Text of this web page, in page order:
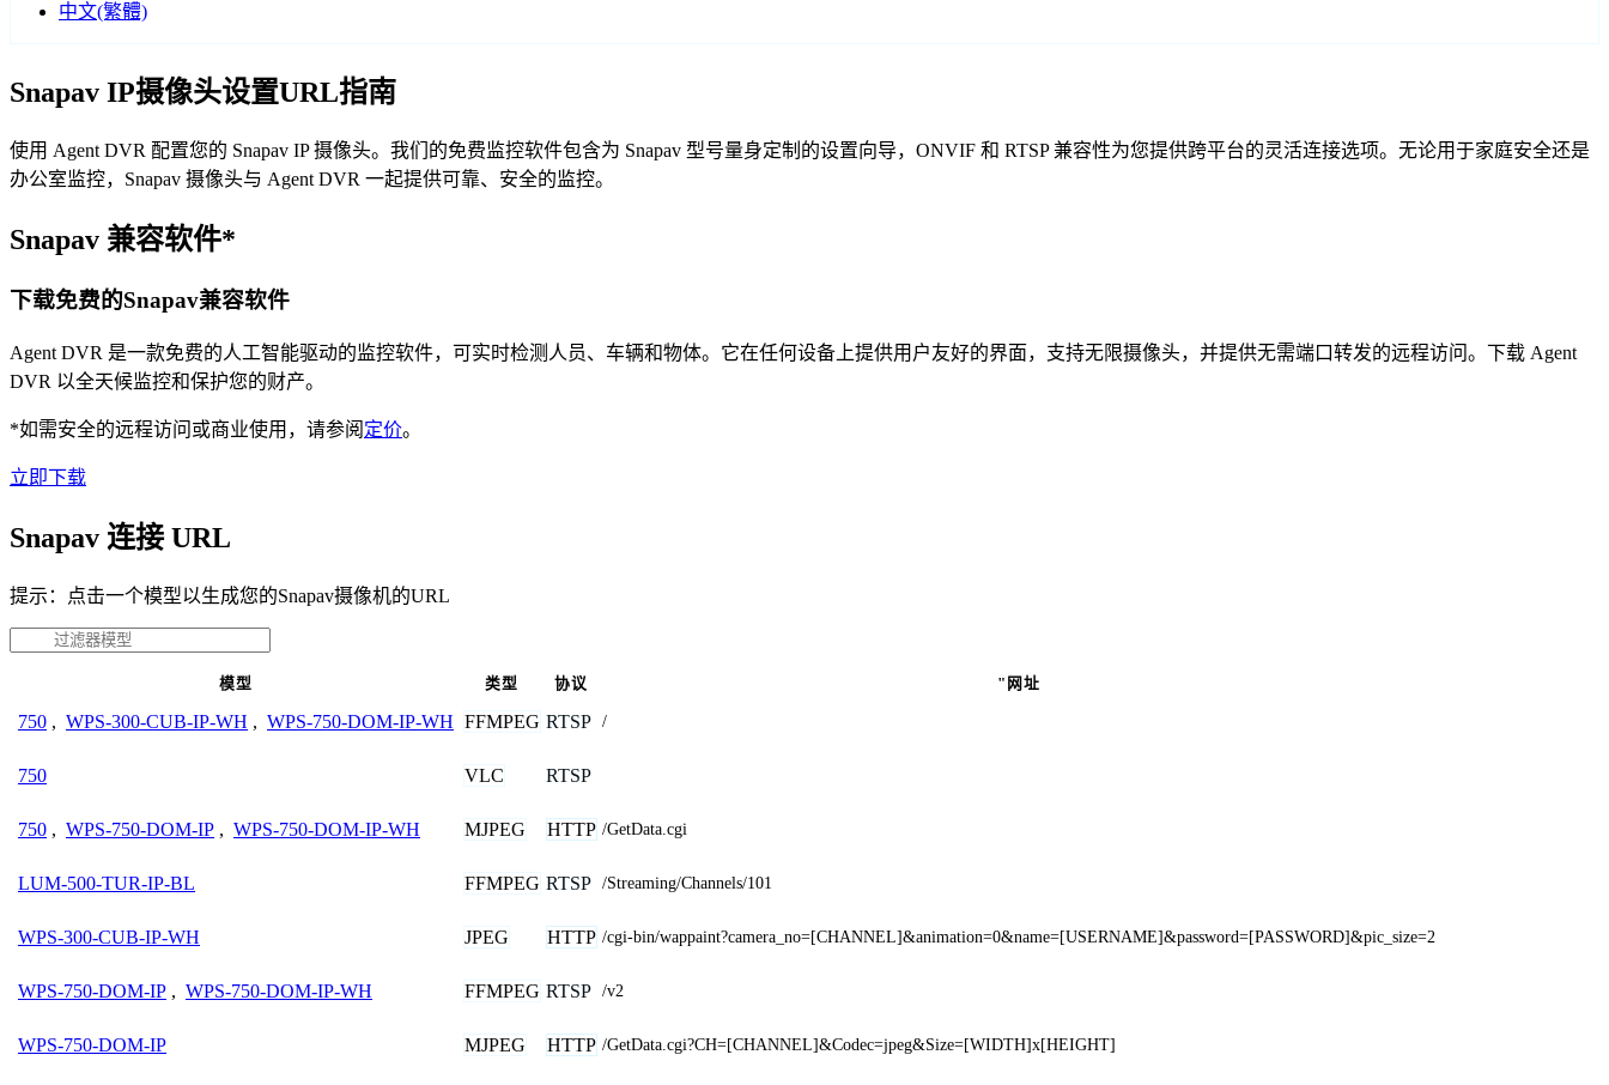
中文(繁體)
Snapav IP摄像头设置URL指南
使用 Agent DVR 配置您的 Snapav IP 摄像头。我们的免费监控软件包含为 Snapav 型号量身定制的设置向导，ONVIF 和 RTSP 兼容性为您提供跨平台的灵活连接选项。无论用于家庭安全还是
办公室监控，Snapav 摄像头与 Agent DVR 一起提供可靠、安全的监控。
Snapav 兼容软件*
下载免费的Snapav兼容软件
Agent DVR 是一款免费的人工智能驱动的监控软件，可实时检测人员、车辆和物体。它在任何设备上提供用户友好的界面，支持无限摄像头，并提供无需端口转发的远程访问。下载 Agent
DVR 以全天候监控和保护您的财产。
*如需安全的远程访问或商业使用，请参阅 定价。
立即下载
Snapav 连接 URL
提示：点击一个模型以生成您的Snapav摄像机的URL
模型 类型 协议 "网址
750 , WPS-300-CUB-IP-WH , WPS-750-DOM-IP-WH FFMPEG RTSP /
750 VLC RTSP
750 , WPS-750-DOM-IP , WPS-750-DOM-IP-WH MJPEG HTTP /GetData.cgi
LUM-500-TUR-IP-BL FFMPEG RTSP /Streaming/Channels/101
WPS-300-CUB-IP-WH JPEG HTTP /cgi-bin/wappaint?camera_no=[CHANNEL]&animation=0&name=[USERNAME]&password=[PASSWORD]&pic_size=2
WPS-750-DOM-IP , WPS-750-DOM-IP-WH FFMPEG RTSP /v2
WPS-750-DOM-IP MJPEG HTTP /GetData.cgi?CH=[CHANNEL]&Codec=jpeg&Size=[WIDTH]x[HEIGHT]